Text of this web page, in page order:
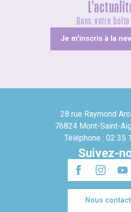
Dans votre boîte
Je m'inscris à la
28 rue Raymond
76824 Mont-Saint-
Téléphone : 02 35
Suivez-
Nous